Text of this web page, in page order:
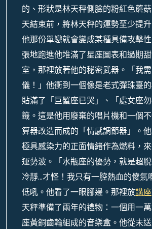
的、形狀是林天秤側臉的粉紅色蘑
天結束前，將林天秤的運勢至少提
他那份單戀就會變成某種具備攻擊
張地跑進他堆滿了星座圖表和過期
室，那裡放著他的秘密武器。「我
儀！」他衝到一個像是老式彈珠臺
貼滿了「巨蟹座已哭」、「處女座
籤。這是他用廢棄的唱片機和一個
算器改造而成的「情感調節器」。
極具感染力的正面情緒作為燃料，
運勢波。「水瓶座的優勢，就是超
冷靜…才怪！我只有一腔熱血的傻氣
低吼。他看了一眼腳邊。那裡放講座
天秤準備了兩年的禮物：一個用一
座黃銅齒輪組成的音樂盒。他從未